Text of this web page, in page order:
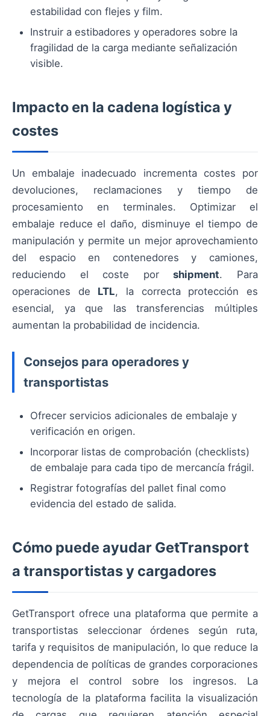
estabilidad con flejes y film.
Instruir a estibadores y operadores sobre la
fragilidad de la carga mediante señalización
visible.
Impacto en la cadena logística y
costes
Un embalaje inadecuado incrementa costes por
devoluciones, reclamaciones y tiempo de
procesamiento en terminales. Optimizar el
embalaje reduce el daño, disminuye el tiempo de
manipulación y permite un mejor aprovechamiento
del espacio en contenedores y camiones,
reduciendo el coste porshipment. Para
operaciones de LTL, la correcta protección es
esencial, ya que las transferencias múltiples
aumentan la probabilidad de incidencia.
Consejos para operadores y
transportistas
Ofrecer servicios adicionales de embalaje y
verificación en origen.
Incorporar listas de comprobación (checklists)
de embalaje para cada tipo de mercancía frágil.
Registrar fotografías del pallet final como
evidencia del estado de salida.
Cómo puede ayudar GetTransport
a transportistas y cargadores
GetTransport ofrece una plataforma que permite a
transportistas seleccionar órdenes según ruta,
tarifa y requisitos de manipulación, lo que reduce la
dependencia de políticas de grandes corporaciones
y mejora el control sobre los ingresos. La
tecnología de la plataforma facilita la visualización